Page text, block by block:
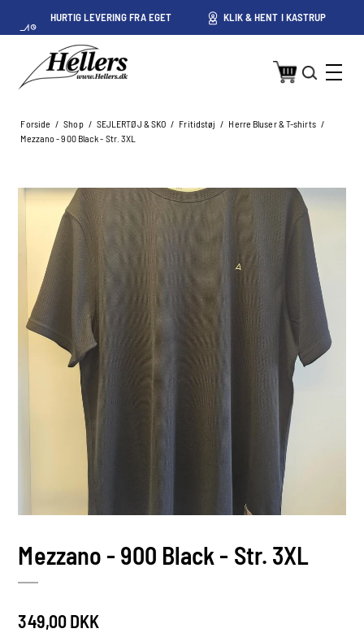
HURTIG LEVERING FRA EGET
LAGER I KASTRUP
KLIK & HENT I KASTRUP
Forside / Shop / SEJLERTØJ & SKO / Fritidstøj / Herre Bluser & T-shirts /
Mezzano - 900 Black - Str. 3XL
Mezzano - 900 Black - Str. 3XL
349,00 DKK